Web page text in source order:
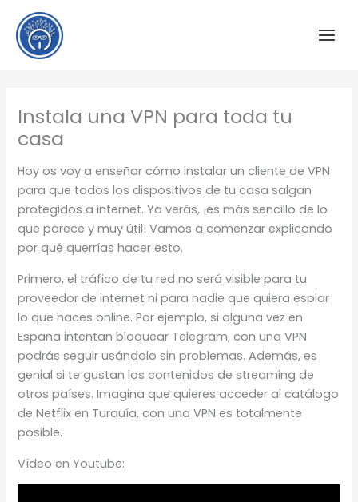
contenido
Instala una VPN para toda tu
casa
Hoy os voy a enseñar cómo instalar un cliente de VPN
para que todos los dispositivos de tu casa salgan
protegidos a internet. Ya verás, ¡es más sencillo de lo
que parece y muy útil! Vamos a comenzar explicando
por qué querrías hacer esto.
Primero, el tráfico de tu red no será visible para tu
proveedor de internet ni para nadie que quiera espiar
lo que haces online. Por ejemplo, si alguna vez en
España intentan bloquear Telegram, con una VPN
podrás seguir usándolo sin problemas. Además, es
genial si te gustan los contenidos de streaming de
otros países. Imagina que quieres acceder al catálogo
de Netflix en Turquía, con una VPN es totalmente
posible.
Vídeo en Youtube: